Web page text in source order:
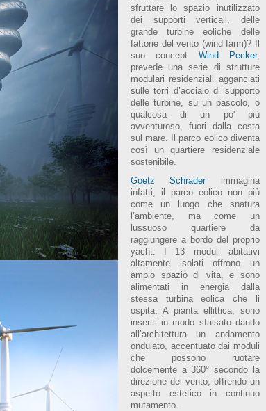
sfruttare lo spazio inutilizzato
dei supporti verticali, delle
grande turbine eoliche delle
fattorie del vento (wind farm)? Il
suo concept Wind Pecker,
prevede una serie di strutture
modulari residenziali agganciati
sulle torri d’acciaio di supporto
delle turbine, su un pascolo, o
qualcosa di un po' più
avventuroso, fuori dalla costa
sul mare. Il parco eolico diventa
così un quartiere residenziale
sostenibile.
Goetz Schraderimmagina
infatti, il parco eolico non più
come un luogo che snatura
l’ambiente, ma come un
lussuoso quartiere da
raggiungere a bordo del proprio
yacht. I 13 moduli abitativi
altamente isolati offrono un
ampio spazio di vita, e sono
alimentati in energia dalla
stessa turbina eolica che li
ospita. A pianta ellittica, sono
inseriti in modo sfalsato dando
all’architettura un andamento
ondulato, accentuato dai moduli
che possono ruotare
dolcemente a 360° secondo la
direzione del vento, offrendo un
aspetto estetico in continuo
mutamento.